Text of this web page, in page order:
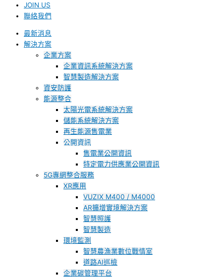
JOIN US
聯絡我們
最新消息
解決方案
企業方案
企業資訊系統解決方案
智慧製造解決方案
資安防護
能源整合
太陽光電系統解決方案
儲能系統解決方案
再生能源售電業
公開資訊
售電業公開資訊
特定電力供應業公開資訊
5G專網整合服務
XR應用
VUZIX M400 / M4000
AR擴增實境解決方案
智慧照護
智慧製造
環境監測
智慧農漁業數位戰情室
道路AI巡檢
企業碳管理平台